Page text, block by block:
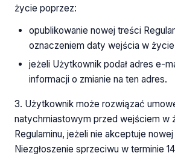
życie poprzez:
opublikowanie nowej treści
oznaczeniem daty wejścia w życie
jeżeli Użytkownik podał adres e-
informacji o zmianie na ten adres.
3. Użytkownik może rozwiązać
natychmiastowym przed wejściem w
Regulaminu, jeżeli nie akceptuje
Niezgłoszenie sprzeciwu w terminie